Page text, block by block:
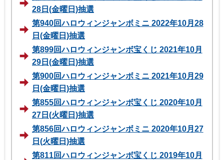
28日(金曜日)抽選
第940回ハロウィンジャンボミニ 2022年10月28
日(金曜日)抽選
第899回ハロウィンジャンボ宝くじ 2021年10月
29日(金曜日)抽選
第900回ハロウィンジャンボミニ 2021年10月29
日(金曜日)抽選
第855回ハロウィンジャンボ宝くじ 2020年10月
27日(火曜日)抽選
第856回ハロウィンジャンボミニ 2020年10月27
日(火曜日)抽選
第811回ハロウィンジャンボ宝くじ 2019年10月